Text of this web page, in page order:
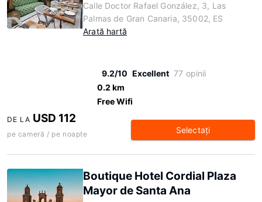
Calle Doctor Rafael González, 3, Las
Palmas de Gran Canaria, 35002, ES
Arată hartă
9.2/10 Excellent 77 opinii
0.2 km
Free Wifi
DE LA USD 112
pe cameră / pe noapte Selectaţi
Boutique Hotel Cordial Plaza
Mayor de Santa Ana